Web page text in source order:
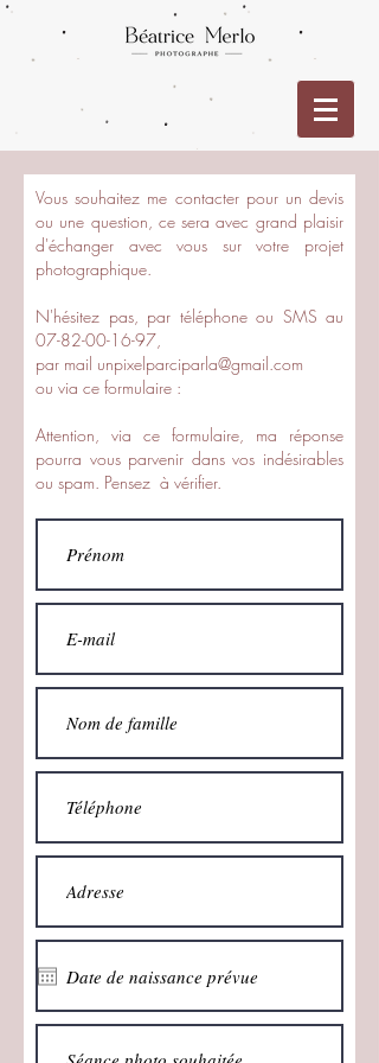
Vous souhaitez me contacter pour un devis
ou une question, ce sera avec grand plaisir
d'échanger avec vous sur votre projet
photographique.
N'hésitez pas, par téléphone ou SMS au
07-82-00-16-97,
par mail unpixelparciparla@gmail.com
ou via ce formulaire :
Attention, via ce formulaire, ma réponse
pourra vous parvenir dans vos indésirables
ou spam. Pensez à vérifier.